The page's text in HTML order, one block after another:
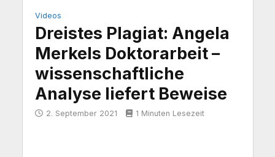
Videos
Dreistes Plagiat: Angela
Merkels Doktorarbeit –
wissenschaftliche
Analyse liefert Beweise
2. September 2021 1 Minuten Lesezeit